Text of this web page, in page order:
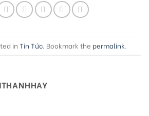
in Tin Tức. Bookmark the permalink.